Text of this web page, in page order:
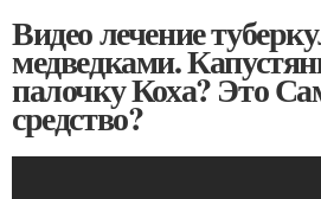
Видео лечение
медведками.
палочку Коха? Это
средство?